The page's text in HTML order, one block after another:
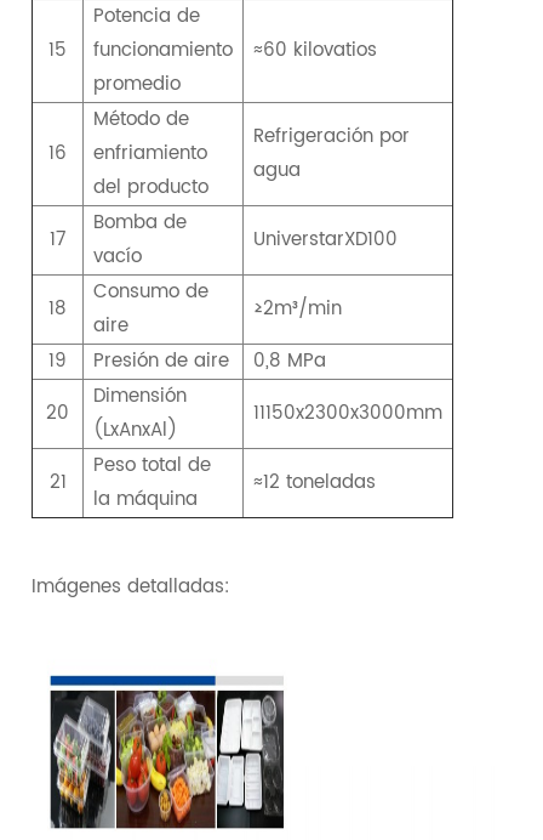
15
Potencia de
funcionamiento
promedio
≈60 kilovatios
16
Método de
enfriamiento
del producto
Refrigeración por
agua
17
Bomba de
vacío
UniverstarXD100
18
Consumo de
aire
≥2m³/min
19
Presión de aire
0,8 MPa
20
Dimensión
(LxAnxAl)
11150x2300x3000mm
21
Peso total de
la máquina
≈12 toneladas
Imágenes detalladas: